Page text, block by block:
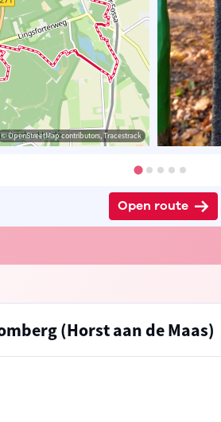
© OpenStreetMap contributors, Tracestrack
Open route
(Horst aan de Maas)